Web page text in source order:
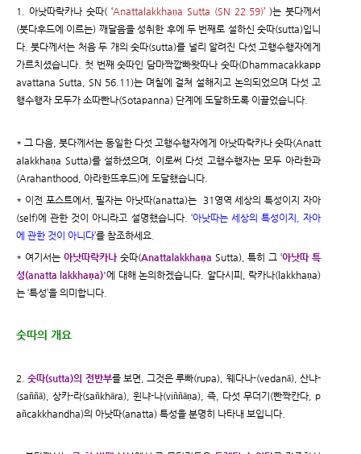
1. 아낫따락카나 숫따( ‘Anattalakkhaṇa Sutta (SN 22.59)’ )는 붓다께서
(붓다후드에 이르는) 깨달음을 성취한 후에 두 번째로 설하신 숫따(sutta)입니
다. 붓다께서는 처음 두 개의 숫따(sutta)를 널리 알려진 다섯 고행수행자에게
가르치셨습니다. 첫 번째 숫따인 담마짝깝빠왓따나 숫따(Dhammacakkapp
avattana Sutta, SN 56.11)는 며칠에 걸쳐 설해지고 논의되었으며 다섯 고
행수행자 모두가 소따빤나(Sotapanna) 단계에 도달하도록 이끌었습니다.
* 그 다음, 붓다께서는 동일한 다섯 고행수행자에게 아낫따락카나 숫따(Anatt
alakkhaṇa Sutta)를 설하셨으며, 이로써 다섯 고행수행자는 모두 아라한과
(Arahanthood, 아라한뜨후드)에 도달했습니다.
* 이전 포스트에서, 필자는 아낫따(anatta)는 31영역 세상의 특성이지 자아
(self)에 관한 것이 아니라고 설명했습니다. ‘아낫따는 세상의 특성이지, 자아
에 관한 것이 아니다’를 참조하세요.
* 여기서는 아낫따락카나숫따(Anattalakkhaṇa Sutta), 특히 그 ‘아낫따 특
성(anatta lakkhaṇa)'에 대해 논의하겠습니다. 알다시피, 락카나(lakkhaṇa)
는 ‘특성’을 의미합니다.
숫따의 개요
2.숫따(sutta)의 전반부를 보면, 그것은 루빠(rupa), 웨다나-(vedanā), 산냐-
(saññā), 상카-라(sañkhāra), 윈냐-나(viññāṇa), 즉, 다섯 무더기(빤짝칸다, p
añcakkhandha)의 아낫따(anatta) 특성을 분명히 나타내 보입니다.